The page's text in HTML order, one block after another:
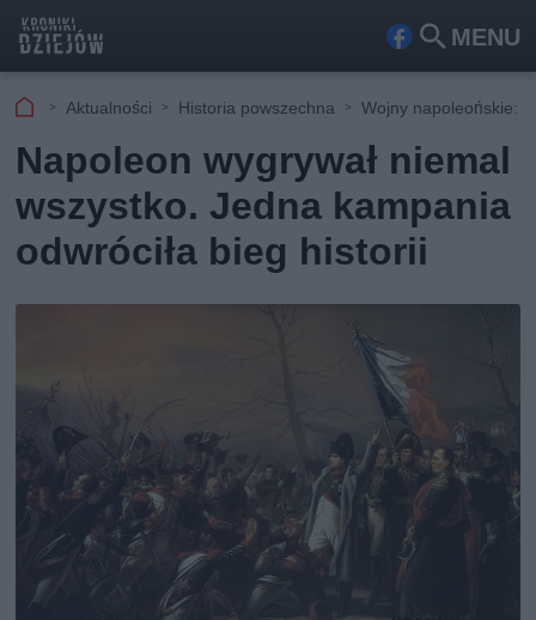
MENU
Fa
ook
Szu
Aktualności Historia powszechna Wojny napoleońskie:
Napoleon wygrywał niemal
wszystko. Jedna kampania
odwróciła bieg historii